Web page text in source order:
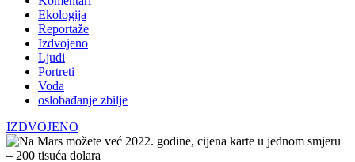
Ekologija
Reportaže
Izdvojeno
Ljudi
Portreti
Voda
oslobađanje zbilje
IZDVOJENO